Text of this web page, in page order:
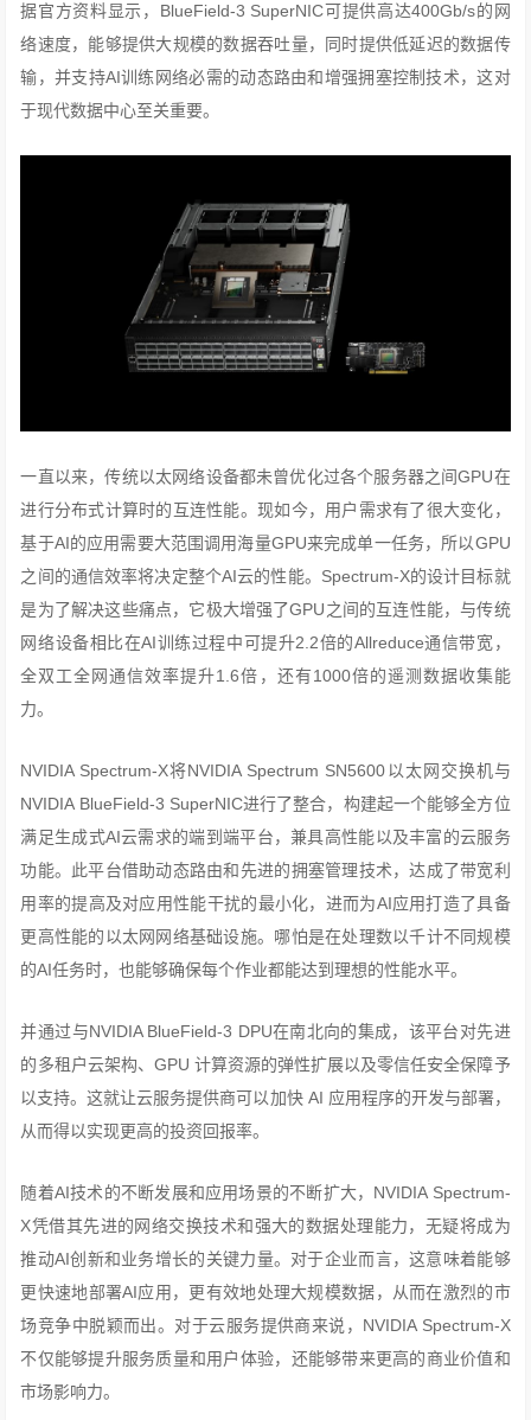
据官方资料显示，BlueField-3 SuperNIC可提供高达400Gb/s的网
络速度，能够提供大规模的数据吞吐量，同时提供低延迟的数据传
输，并支持AI训练网络必需的动态路由和增强拥塞控制技术，这对
于现代数据中心至关重要。
一直以来，传统以太网络设备都未曾优化过各个服务器之间GPU在
进行分布式计算时的互连性能。现如今，用户需求有了很大变化，
基于AI的应用需要大范围调用海量GPU来完成单一任务，所以GPU
之间的通信效率将决定整个AI云的性能。Spectrum-X的设计目标就
是为了解决这些痛点，它极大增强了GPU之间的互连性能，与传统
网络设备相比在AI训练过程中可提升2.2倍的Allreduce通信带宽，
全双工全网通信效率提升1.6倍，还有1000倍的遥测数据收集能
力。
NVIDIA Spectrum-X将NVIDIA Spectrum SN5600以太网交换机与
NVIDIA BlueField-3 SuperNIC进行了整合，构建起一个能够全方位
满足生成式AI云需求的端到端平台，兼具高性能以及丰富的云服务
功能。此平台借助动态路由和先进的拥塞管理技术，达成了带宽利
用率的提高及对应用性能干扰的最小化，进而为AI应用打造了具备
更高性能的以太网网络基础设施。哪怕是在处理数以千计不同规模
的AI任务时，也能够确保每个作业都能达到理想的性能水平。
并通过与NVIDIA BlueField-3 DPU在南北向的集成，该平台对先进
的多租户云架构、GPU 计算资源的弹性扩展以及零信任安全保障予
以支持。这就让云服务提供商可以加快 AI 应用程序的开发与部署，
从而得以实现更高的投资回报率。
随着AI技术的不断发展和应用场景的不断扩大，NVIDIA Spectrum-
X凭借其先进的网络交换技术和强大的数据处理能力，无疑将成为
推动AI创新和业务增长的关键力量。对于企业而言，这意味着能够
更快速地部署AI应用，更有效地处理大规模数据，从而在激烈的市
场竞争中脱颖而出。对于云服务提供商来说，NVIDIA Spectrum-X
不仅能够提升服务质量和用户体验，还能够带来更高的商业价值和
市场影响力。